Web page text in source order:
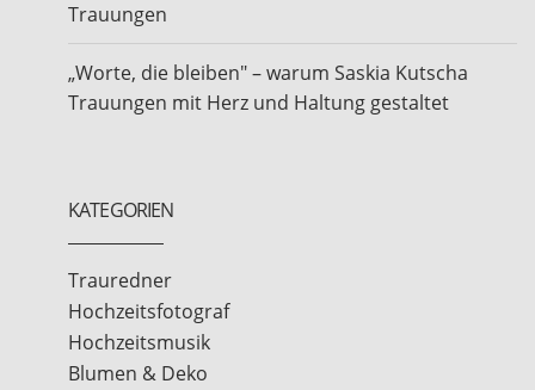
Trauungen
„Worte, die bleiben" – warum Saskia Kutscha
Trauungen mit Herz und Haltung gestaltet
KATEGORIEN
Trauredner
Hochzeitsfotograf
Hochzeitsmusik
Blumen & Deko